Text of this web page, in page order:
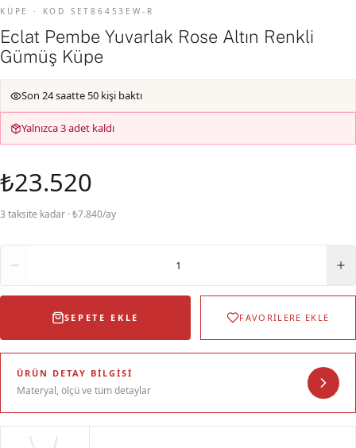
KÜPE · KOD SET86453EW-R
Eclat Pembe Yuvarlak Rose Altın Renkli
Gümüş Küpe
Son 24 saatte 50 kişi baktı
Yalnızca 3 adet kaldı
₺23.520
3 taksite kadar · ₺7.840/ay
1
SEPETE EKLE FAVORİLERE EKLE
ÜRÜN DETAY BILGISI
Materyal, ölçü ve tüm detaylar